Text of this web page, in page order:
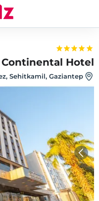
Hotel
Sehitkamil, Gaziantep